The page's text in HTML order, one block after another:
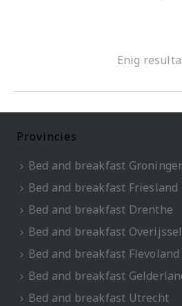
Enig
Provincies
Bed and breakfast
Bed and breakfast Friesland
Bed and breakfast Drenthe
Bed and breakfast Overijssel
Bed and breakfast Flevoland
Bed and breakfast
Bed and breakfast Utrecht